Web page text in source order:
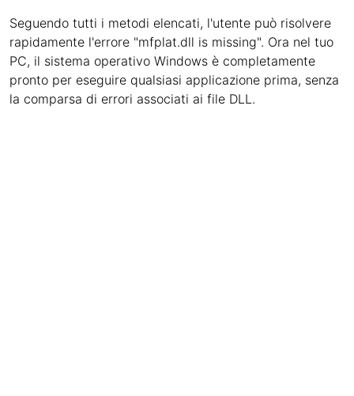
Seguendo tutti i metodi elencati, l'utente può risolvere
rapidamente l'errore "mfplat.dll is missing". Ora nel tuo
PC, il sistema operativo Windows è completamente
pronto per eseguire qualsiasi applicazione prima, senza
la comparsa di errori associati ai file DLL.